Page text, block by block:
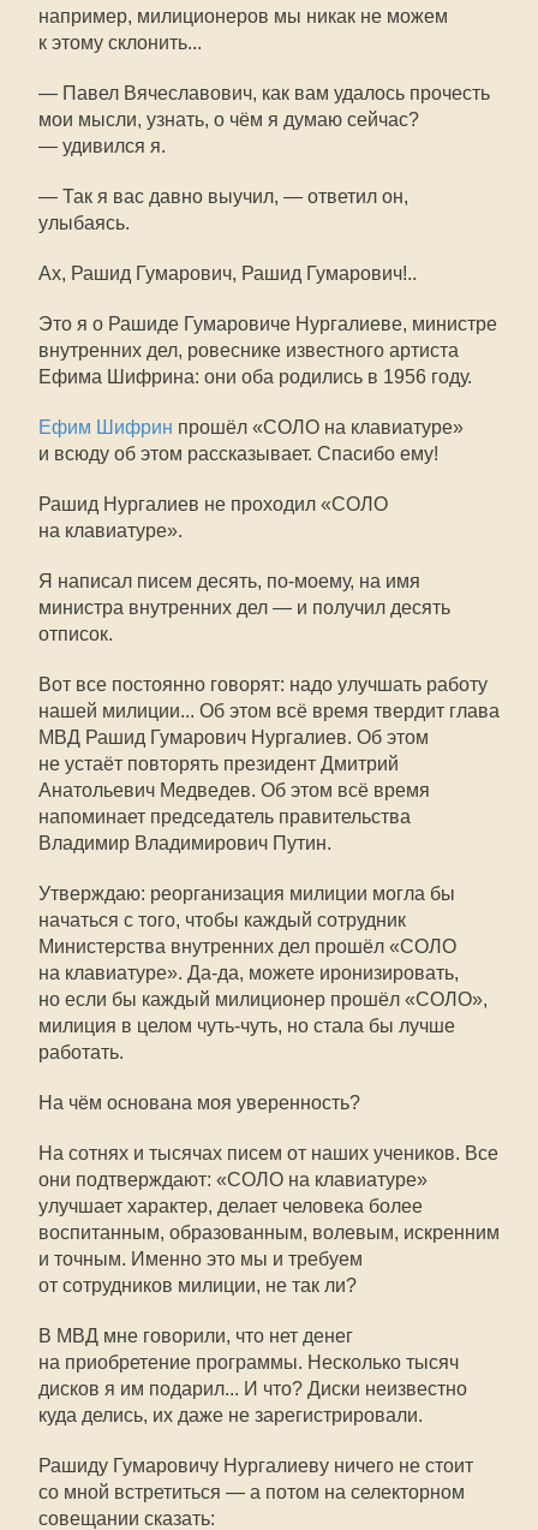
например, милиционеров мы никак не можем
к этому склонить...
— Павел Вячеславович, как вам удалось прочесть
мои мысли, узнать, о чём я думаю сейчас?
— удивился я.
— Так я вас давно выучил, — ответил он,
улыбаясь.
Ах, Рашид Гумарович, Рашид Гумарович!..
Это я о Рашиде Гумаровиче Нургалиеве, министре
внутренних дел, ровеснике известного артиста
Ефима Шифрина: они оба родились в 1956 году.
Ефим Шифрин прошёл «СОЛО на клавиатуре»
и всюду об этом рассказывает. Спасибо ему!
Рашид Нургалиев не проходил «СОЛО
на клавиатуре».
Я написал писем десять, по-моему, на имя
министра внутренних дел — и получил десять
отписок.
Вот все постоянно говорят: надо улучшать работу
нашей милиции... Об этом всё время твердит глава
МВД Рашид Гумарович Нургалиев. Об этом
не устаёт повторять президент Дмитрий
Анатольевич Медведев. Об этом всё время
напоминает председатель правительства
Владимир Владимирович Путин.
Утверждаю: реорганизация милиции могла бы
начаться с того, чтобы каждый сотрудник
Министерства внутренних дел прошёл «СОЛО
на клавиатуре». Да-да, можете иронизировать,
но если бы каждый милиционер прошёл «СОЛО»,
милиция в целом чуть-чуть, но стала бы лучше
работать.
На чём основана моя уверенность?
На сотнях и тысячах писем от наших учеников. Все
они подтверждают: «СОЛО на клавиатуре»
улучшает характер, делает человека более
воспитанным, образованным, волевым, искренним
и точным. Именно это мы и требуем
от сотрудников милиции, не так ли?
В МВД мне говорили, что нет денег
на приобретение программы. Несколько тысяч
дисков я им подарил... И что? Диски неизвестно
куда делись, их даже не зарегистрировали.
Рашиду Гумаровичу Нургалиеву ничего не стоит
со мной встретиться — а потом на селекторном
совещании сказать: